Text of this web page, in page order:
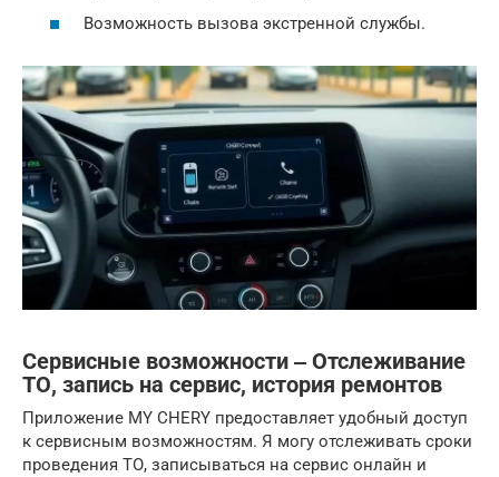
Возможность вызова экстренной службы.
Сервисные возможности ‒ Отслеживание
ТО, запись на сервис, история ремонтов
Приложение MY CHERY предоставляет удобный доступ
к сервисным возможностям. Я могу отслеживать сроки
проведения ТО, записываться на сервис онлайн и